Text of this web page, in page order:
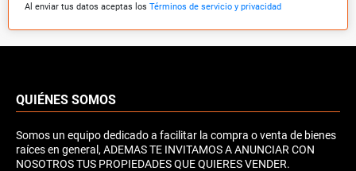
Al enviar tus datos aceptas los Términos de servicio y privacidad
QUIÉNES SOMOS
Somos un equipo dedicado a facilitar la compra o venta de bienes
raíces en general, ADEMAS TE INVITAMOS A ANUNCIAR CON
NOSOTROS TUS PROPIEDADES QUE QUIERES VENDER.